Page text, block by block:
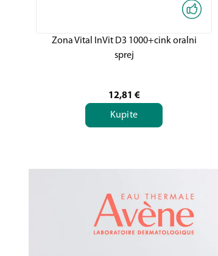
Zona Vital InVit D3 1000+cink oralni
sprej
12,81 €
Kupite